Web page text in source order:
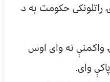
حکومت به د
نه وای اوس
وای.